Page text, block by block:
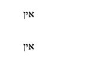
אין
אין